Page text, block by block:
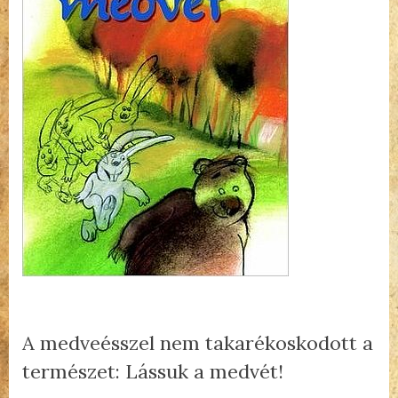
A medveésszel nem takarékoskodott a
természet: Lássuk a medvét!